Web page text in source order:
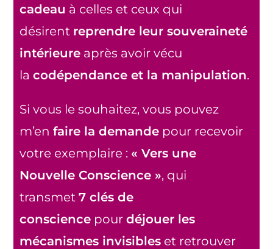
cadeau à celles et ceux qui
désirent reprendre leur souveraineté
intérieure après avoir vécu
lacodépendance et la manipulation.
Si vous le souhaitez, vous pouvez
m’enfaire la demande pour recevoir
votre exemplaire : « Vers une
Nouvelle Conscience », qui
transmet7 clés de
conscience pourdéjouer les
mécanismes invisibles et retrouver